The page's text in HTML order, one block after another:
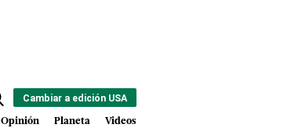
Cambiar a edición USA
Opinión Planeta Videos